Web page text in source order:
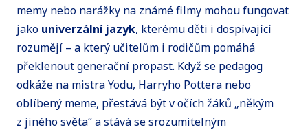
memy nebo narážky na známé filmy mohou fungovat
jako univerzální jazyk, kterému děti i dospívající
rozumějí – a který učitelům i rodičům pomáhá
překlenout generační propast. Když se pedagog
odkáže na mistra Yodu, Harryho Pottera nebo
oblíbený meme, přestává být v očích žáků „někým
z jiného světa“ a stává se srozumitelným